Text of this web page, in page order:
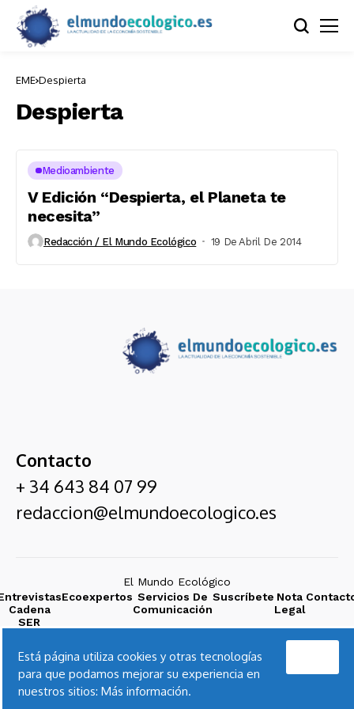
EME Despierta
Despierta
Medioambiente
V Edición “Despierta, el Planeta te
necesita”
Redacción / El Mundo Ecológico 19 De Abril De 2014
Contacto
+ 34 643 84 07 99
redaccion@elmundoecologico.es
El Mundo Ecológico
Cadena
SER
Ecoexpertos Servicios De
Comunicación
Suscríbete Nota
Legal
Está página utiliza cookies y otras tecnologías
para que podamos mejorar su experiencia en
nuestros sitios: Más información.